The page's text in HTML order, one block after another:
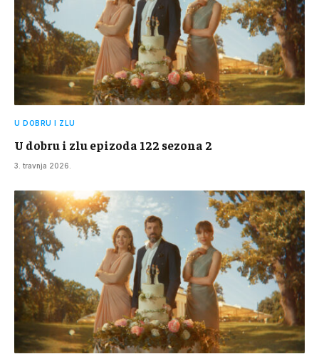
U DOBRU I ZLU
U dobru i zlu epizoda 122 sezona 2
3. travnja 2026.